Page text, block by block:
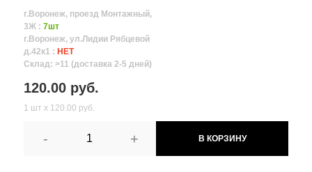
г.Воронеж, проезд Монтажный,
3Ж : 7шт
г.Воронеж, ул.Лидии Рябцевой
д.42к1 : НЕТ
Склад: >11 (доставка 2-5 дней)
120.00 руб.
1 шт х 120.00 руб.
- + В КОРЗИНУ